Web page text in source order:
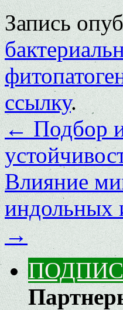
Запись
ссылку.
←Подбор
Влияние
индольных
→